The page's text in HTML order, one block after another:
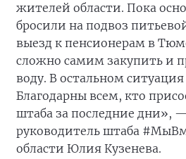
жителей области. Пока
бросили на подвоз
выезд к пенсионерам в
сложно самим закупить и
воду. В остальном
Благодарны всем, кто
штаба за последние дни»,
руководитель штаба
области Юлия Кузенева.